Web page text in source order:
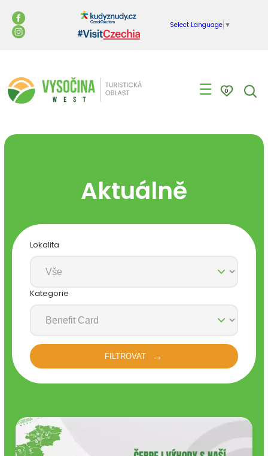
Select Language ▼
☰ 0
Aktuálně
Lokalita
Kategorie
FILTROVAT